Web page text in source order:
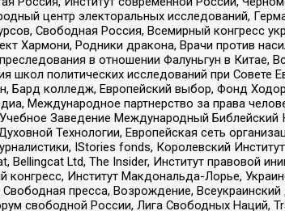
центр электоральных исследований,
Свободная Россия, Всемирный конгресс
Родники дракона, Врачи против
в отношении Фалуньгун в Китае,
школ политических исследований при Совете
Бард колледж, Европейский выбор, Фонд
Международное партнерство за права
Заведение Международный
Технологии, Европейская сеть
IStories fonds, Королевский
Bellingcat Ltd, The Insider, Институт правовой
конгресс, Институт Макдональда-Лорье,
пресса, Возрождение,
свободной России, Лига Свободных Наций,